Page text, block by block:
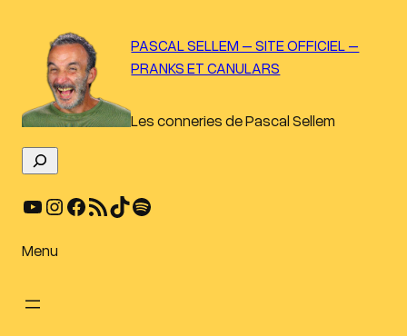
contenu
PASCAL SELLEM – SITE OFFICIEL –
PRANKS ET CANULARS
Les conneries de Pascal Sellem
e
c
e
YouTube Instagram Facebook Flux RSS TikTok Spotify
Menu